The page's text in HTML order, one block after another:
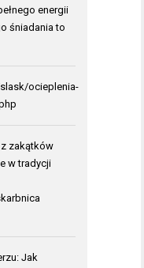
energii
śniadania to
ocieplenia-
zakątków
w tradycji
Jak